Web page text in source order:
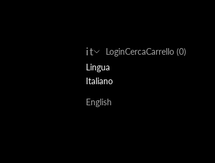
it
Lingua
Italiano
English
Login
LoginCerca
CercaCarrello
Carrello (0)